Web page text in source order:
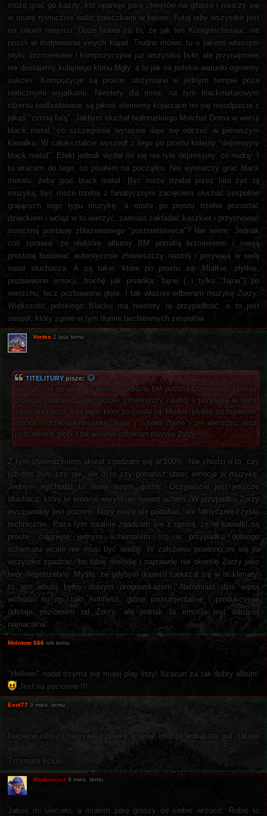
może grać go każdy, kto opanuje parę chwytów na gitarze i nauczy się
w miarę rytmicznie walić pałeczkami w bęben. Tutaj niby wszystko jest
na swoim miejscu. Duże brawa za to, że jak ten Konigreichssaal, nie
poszli w małpowanie innych kapel. Trudno mówić tu o jakimś własnym
stylu, brzmieniowo i kompozycyjnie już wszystko było, ale przynajmniej
nie dostajemy kolejnego klonu Mgły, a to jak na polskie warunki ogromny
sukces. Kompozycje są proste, utrzymane w jednym tempie poza
nielicznymi wyjątkami. Niestety dla mnie, na tym blackmetalowym
rdzeniu nadbudowane są jakieś elementy kojarzące mi się nieodparcie z
jakąś "zimną falą". Jakbym słuchał białoruskiego Molchat Doma w wersji
black metal, co szczególnie wyraźnie daje się odczuć w pierwszym
kawałku. W całokształcie wyszedł z tego po prostu kolejny "depresyjny
black metal". Efekt jednak wydał mi się nie tyle depresyjny, co nudny. I
tu wracam do tego, co pisałem na początku. Nie wystarczy grać black
metalu, żeby grać black metal. Być może trzeba przez lata żyć tą
muzyką, być może trzeba z fanatycznym zacięciem słuchać zespołów
grających tego typu muzykę, a może po prostu trzeba pozostać
dzieckiem i wciąż w to wierzyć, zamiast zakładać kaszkiet i przyjmować
ironiczną postawę zblazowanego "postmetalowca"? Nie wiem. Jednak
coś sprawia, że niektóre albumy BM potrafią brzmieniem i swoją
prostotą budować autentycznie złowieszczy nastrój i porywają w swój
świat słuchacza. A są takie, które po prostu są. Miałkie, płytkie,
pozbawione emocji, trochę jak pisanka, fajne ( i tylko "fajne") po
wierzchu, lecz pozbawione głębi. I tak właśnie odbieram muzykę Zorzy.
Większość polskiego Blacku ma niestety tę przypadłość, a to jest
zespół, który zginie w tym tłumie bezbarwnych zespołów.
Vortex 2 lata temu
TITELITURY pisze:
Jednak coś sprawia, że niektóre albumy BM potrafią brzmieniem i swoją
prostotą budować autentycznie złowieszczy nastrój i porywają w swój
świat słuchacza. A są takie, które po prostu są. Miałkie, płytkie, pozbawione
emocji, trochę jak pisanka, fajne ( i tylko "fajne") po wierzchu, lecz
pozbawione głębi. I tak właśnie odbieram muzykę Zorzy.
Z tym stwierdzeniem akurat zgadzam się w 100%. Nie chodzi o to, czy
już coś było czy nie, ale o to czy potrafisz ubrać emocje w muzykę.
Jednym wychodzi to lepiej innym gorzej. Oczywiście jest jeszcze
słuchacz, który te emocje weryfikuje swoim uchem. W przypadku Zorzy
wyczuwalny jest poziom, który może się podobać, ale faktycznie czysto
technicznie. Poza tym totalnie zgadzam się z opinią, że te kawałki są
proste, ciągnięte jednym schematem (co w przypadku dobrego
schematu wcale nie musi być wadą). W założeniu powinno mi się tu
wszystko zgadzać, bo lubię melodię i naprawdę nie określę Zorzy jako
twór niepotrzebny. Myślę, że gdybym dopiero zanurzał się w te klimaty,
to ten album byłby dobrym drogowskazem. Natomiast dziś lepiej
wchodzi mi np. taki Antiflesh, gdzie instrumentalnie i produkcyjnie
odstaje poziomem od Zorzy, ale jednak ta emocja jest bardziej
namacalna.
Molotow 666 rok temu
"Hellven" nadal trzyma się mojej play listy! Szacun za tak dobry album!
Jest na poziomie !!!
Evol77 9 mies. temu
Najpierw info ze nagrywają nówkę a teraz info że wokalista out. Dzieje
się.
Trzymam kciuki.
Wędrowycz 9 mies. temu
Jakoś mi uleciało, a miałem parę groszy od siebie wrzucić. Robię to